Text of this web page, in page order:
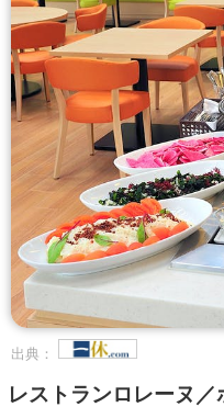
出典：
レストランロレーヌ